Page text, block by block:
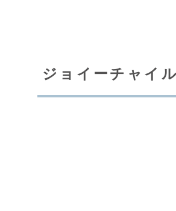
ジョイーチャイ